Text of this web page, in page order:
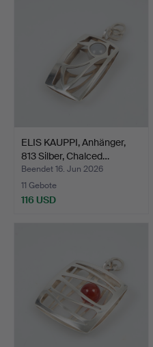
ELIS KAUPPI, Anhänger,
813 Silber, Chalced…
Beendet 16. Jun 2026
11 Gebote
116 USD